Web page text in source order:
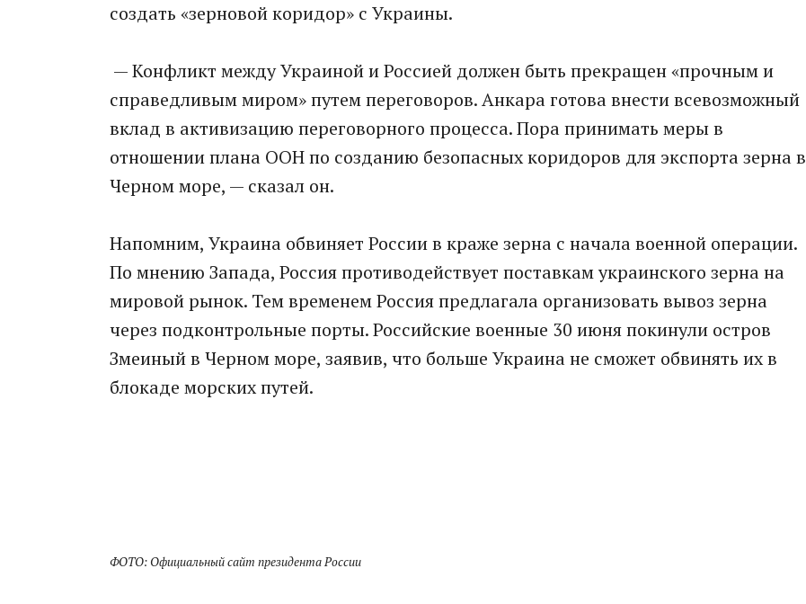
создать «зерновой коридор» с Украины.
— Конфликт между Украиной и Россией должен быть прекращен «прочным и
справедливым миром» путем переговоров. Анкара готова внести всевозможный
вклад в активизацию переговорного процесса. Пора принимать меры в
отношении плана ООН по созданию безопасных коридоров для экспорта зерна в
Черном море, — сказал он.
Напомним, Украина обвиняет России в краже зерна с начала военной операции.
По мнению Запада, Россия противодействует поставкам украинского зерна на
мировой рынок. Тем временем Россия предлагала организовать вывоз зерна
через подконтрольные порты. Российские военные 30 июня покинули остров
Змеиный в Черном море, заявив, что больше Украина не сможет обвинять их в
блокаде морских путей.
ФОТО: Официальный сайт президента России